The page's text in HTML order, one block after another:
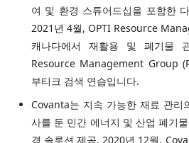
여 및 환경 스튜어드십을 포함한
2021년 4월, OPTI Resource
캐나다에서 재활용 및 폐기물
Resource Management Group
부티크 검색 연습입니다.
Covanta는 지속 가능한 재료 관리
사를 둔 민간 에너지 및 산업 폐기
경 솔루션 제공. 2020년 12월,